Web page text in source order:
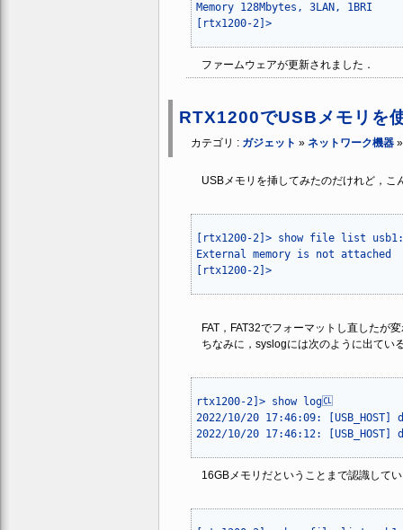
Memory 128Mbytes, 3LAN, 1BRI
ファームウェアが更新されました．
RTX1200でUSBメモリを
カテゴリ : ガジェット » ネットワーク機器
USBメモリを挿してみたのだけれど，こ
[rtx1200-2]> show file list
External memory is not attached
[rtx1200-2]>
FAT，FAT32でフォーマットし直したが
ちなみに，syslogには次のように出てい
rtx1200-2]> show log🆑
2022/10/20 17:46:09:
16GBメモリだということまで認識して